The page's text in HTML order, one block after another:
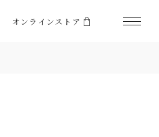
オンラインストア